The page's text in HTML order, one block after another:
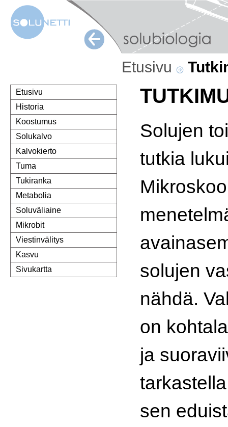
Etusivu
Etusivu
Historia
Koostumus
Solukalvo
Kalvokierto
Tuma
Tukiranka
Metabolia
Soluväliaine
Mikrobit
Viestinvälitys
Kasvu
Sivukartta
Solujen
tutkia
solujen
nähdä.
on
ja
sen